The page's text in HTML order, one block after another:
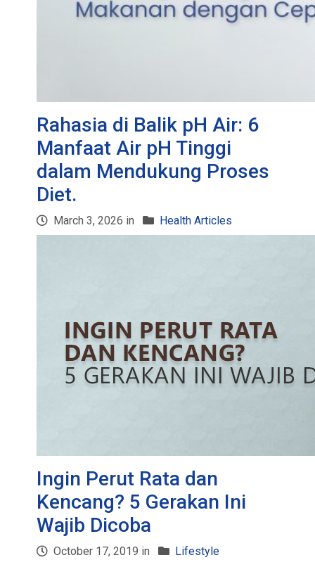
Rahasia di Balik pH Air: 6
Manfaat Air pH Tinggi
dalam Mendukung Proses
Diet.
March 3, 2026 in Health Articles
Ingin Perut Rata dan
Kencang? 5 Gerakan Ini
Wajib Dicoba
October 17, 2019 in Lifestyle